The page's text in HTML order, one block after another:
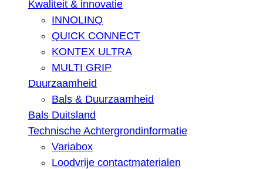
Kwaliteit & innovatie
INNOLINQ
QUICK CONNECT
KONTEX ULTRA
MULTI GRIP
Duurzaamheid
Bals & Duurzaamheid
Bals Duitsland
Technische Achtergrondinformatie
Variabox
Loodvrije contactmaterialen